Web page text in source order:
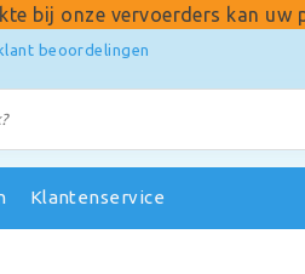
bij onze vervoerders kan uw
beoordelingen
Klantenservice